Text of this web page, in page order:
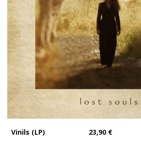
Vinils (LP) 23,90 €